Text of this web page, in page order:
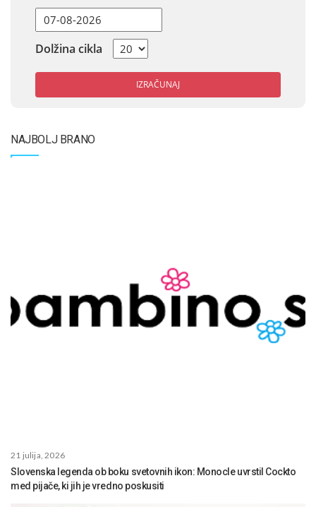
Dolžina cikla
IZRAČUNAJ
NAJBOLJ BRANO
21 julija, 2026
Slovenska legenda ob boku svetovnih ikon: Monocle uvrstil Cockto
med pijače, ki jih je vredno poskusiti